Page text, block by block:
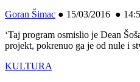
Goran Šimac ● 15/03/2016 ●
‘Taj program osmislio je Dean
projekt, pokrenuo ga je od nule i
KULTURA